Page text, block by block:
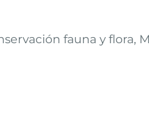
fauna y flora,